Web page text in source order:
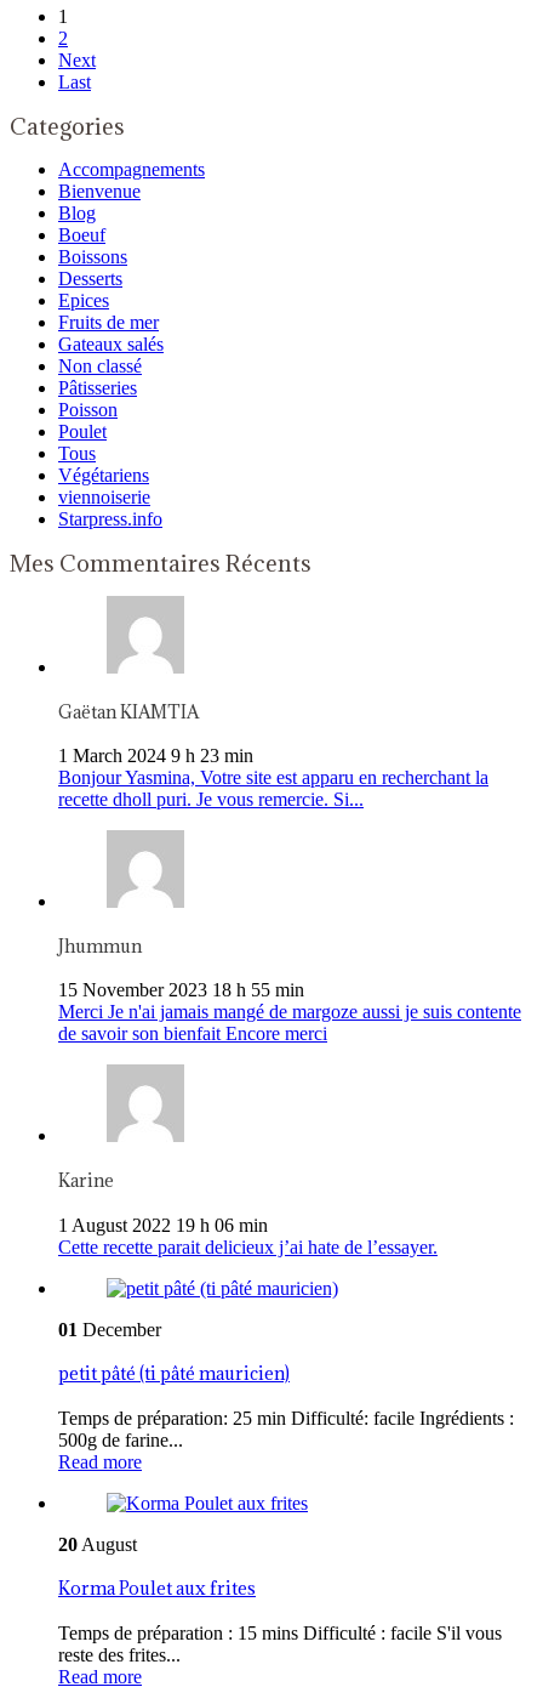
1
2
Next
Last
Categories
Accompagnements
Bienvenue
Blog
Boeuf
Boissons
Desserts
Epices
Fruits de mer
Gateaux salés
Non classé
Pâtisseries
Poisson
Poulet
Tous
Végétariens
viennoiserie
Starpress.info
Mes Commentaires Récents
Gaëtan KIAMTIA
1 March 2024 9 h 23 min
Bonjour Yasmina, Votre site est apparu en recherchant la
recette dholl puri. Je vous remercie. Si...
Jhummun
15 November 2023 18 h 55 min
Merci Je n'ai jamais mangé de margoze aussi je suis contente
de savoir son bienfait Encore merci
Karine
1 August 2022 19 h 06 min
Cette recette parait delicieux j’ai hate de l’essayer.
01 December
petit pâté (ti pâté mauricien)
Temps de préparation: 25 min Difficulté: facile Ingrédients :
500g de farine...
Read more
20 August
Korma Poulet aux frites
Temps de préparation : 15 mins Difficulté : facile S'il vous
reste des frites...
Read more